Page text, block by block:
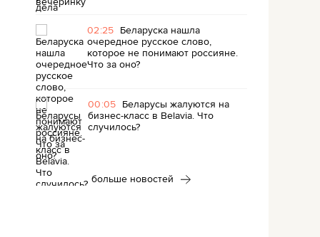
02:25 Беларуска нашла
очередное русское слово,
которое не понимают россияне.
Что за оно?
00:05 Беларусы жалуются на
бизнес-класс в Belavia. Что
случилось?
больше новостей